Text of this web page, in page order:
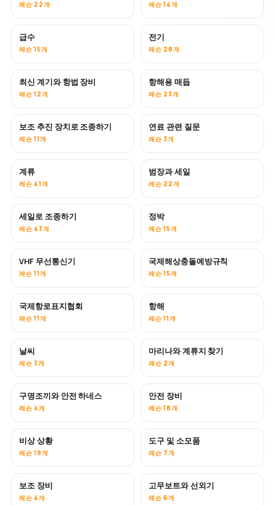
레슨 22개 레슨 14개
급수
레슨 15개
전기
레슨 28개
최신 계기와 항법 장비
레슨 12개
항해용 매듭
레슨 23개
보조 추진 장치로 조종하기
레슨 11개
연료 관련 질문
레슨 3개
계류
레슨 41개
범장과 세일
레슨 22개
세일로 조종하기
레슨 43개
정박
레슨 15개
VHF 무선통신기
레슨 11개
국제해상충돌예방규칙
레슨 15개
국제항로표지협회
레슨 11개
항해
레슨 11개
날씨
레슨 3개
마리나와 계류지 찾기
레슨 2개
구명조끼와 안전 하네스
레슨 4개
안전 장비
레슨 18개
비상 상황
레슨 19개
도구 및 소모품
레슨 7개
보조 장비
레슨 4개
고무보트와 선외기
레슨 6개